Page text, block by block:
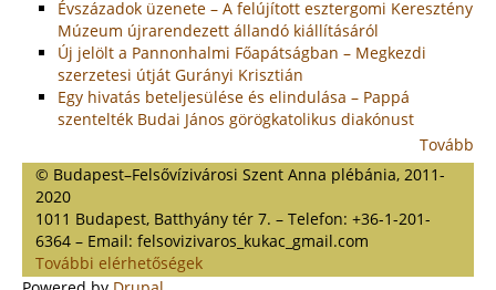
Évszázadok üzenete – A felújított esztergomi Keresztény
Múzeum újrarendezett állandó kiállításáról
Új jelölt a Pannonhalmi Főapátságban – Megkezdi
szerzetesi útját Gurányi Krisztián
Egy hivatás beteljesülése és elindulása – Pappá
szentelték Budai János görögkatolikus diakónust
Tovább
© Budapest–Felsővízivárosi Szent Anna plébánia, 2011-
2020
1011 Budapest, Batthyány tér 7. – Telefon: +36-1-201-
6364 – Email: felsovizivaros_kukac_gmail.com
További elérhetőségek